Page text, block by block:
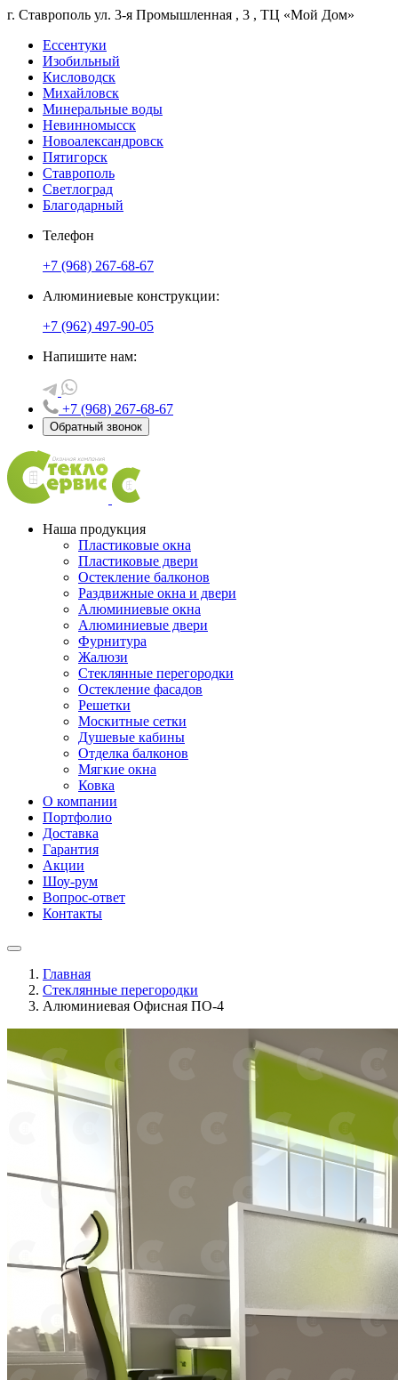
г. Ставрополь ул. 3-я Промышленная , 3 , ТЦ «Мой Дом»
Ессентуки
Изобильный
Кисловодск
Михайловск
Минеральные воды
Невинномысск
Новоалександровск
Пятигорск
Ставрополь
Светлоград
Благодарный
Телефон
+7 (968) 267-68-67
Алюминиевые конструкции:
+7 (962) 497-90-05
Напишите нам:
+7 (968) 267-68-67
Обратный звонок
Наша продукция
Пластиковые окна
Пластиковые двери
Остекление балконов
Раздвижные окна и двери
Алюминиевые окна
Алюминиевые двери
Фурнитура
Жалюзи
Стеклянные перегородки
Остекление фасадов
Решетки
Москитные сетки
Душевые кабины
Отделка балконов
Мягкие окна
Ковка
О компании
Портфолио
Доставка
Гарантия
Акции
Шоу-рум
Вопрос-ответ
Контакты
Главная
Стеклянные перегородки
Алюминиевая Офисная ПО-4